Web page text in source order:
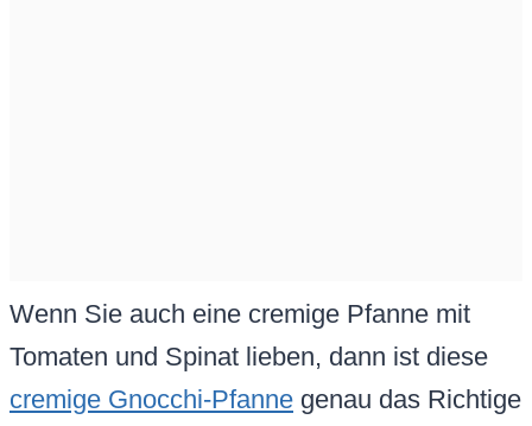
Wenn Sie auch eine cremige Pfanne mit
Tomaten und Spinat lieben, dann ist diese
cremige Gnocchi-Pfanne genau das Richtige